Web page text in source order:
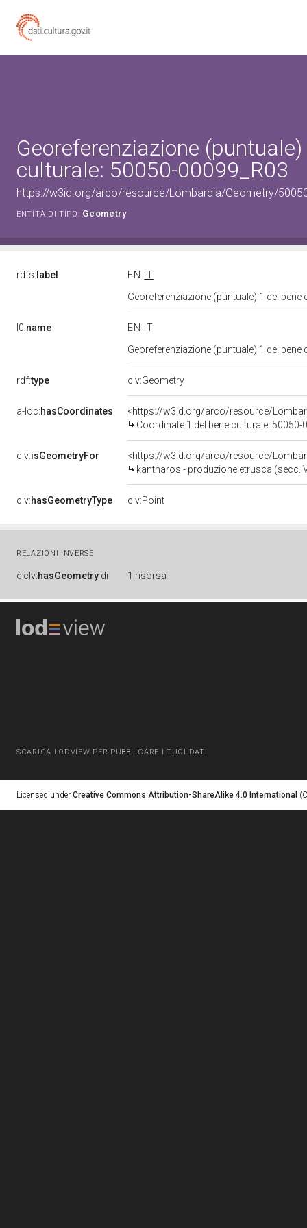
Georeferenziazione
culturale: 50050-00099_R03
https://w3id.org/arco/resource/Lombardia/Geometry/
ENTITÀ DI TIPO: Geometry
rdfs: label EN
IT
Georeferenziazione (puntuale) 1 del
l0:name EN
IT
Georeferenziazione (puntuale) 1 del
rdf:type clv:Geometry
a-loc:hasCoordinates
<https://w3id.org/arco/resource/
Coordinate 1 del bene culturale: 50050-
clv:isGeometryFor
<https://w3id.org/arco/resource/
kantharos - produzione etrusca (secc.
clv:hasGeometryType clv:Point
RELAZIONI INVERSE
è clv:hasGeometry di 1 risorsa
SCARICA LODVIEW PER PUBBLICARE I TUOI DATI
Licensed under Creative Commons Attribution-ShareAlike 4.0 International